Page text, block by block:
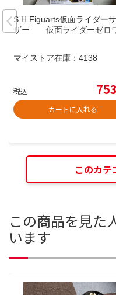
S H.Figuarts仮面ライダー
ザー 仮面ライダーゼロ
マイストア在庫： 4138
税込
カートに入れる
このカテ
この商品を見た
います